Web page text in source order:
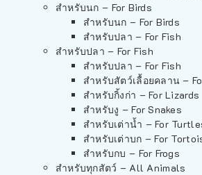
สำหรับนก – For Birds
สำหรับนก – For Birds
สำหรับปลา – For Fish
สำหรับปลา – For Fish
สำหรับปลา – For Fish
สำหรับสัตว์เลื้อยคลาน –
สำหรับกิ้งก่า – For Lizards
สำหรับงู – For Snakes
สำหรับเต่าน้ำ – For
สำหรับเต่าบก – For
สำหรับกบ – For Frogs
สำหรับทุกสัตว์ – All Animals